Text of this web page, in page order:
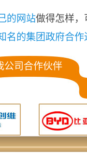
的网站做得怎样，
名的集团政府合作
公司合作伙伴